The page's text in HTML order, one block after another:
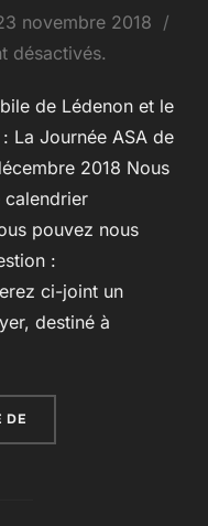
novembre 2018
désactivés.
de Lédenon et le
La Journée ASA de
2018 Nous
pouvez nous
:
ci-joint un
destiné à
DE